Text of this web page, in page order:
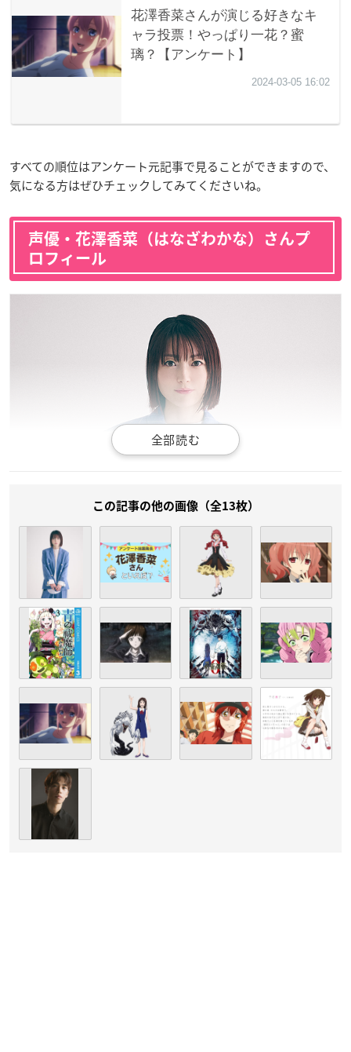
すべての順位はアンケート元記事で見ることができますので、
気になる方はぜひチェックしてみてくださいね。
声優・花澤香菜（はなざわかな）さんプ
ロフィール
（引用：花澤香菜さん公式サイト）
さんは東京都出身で現在大沢事務所に所属しており、
今年で35歳を迎えます。
幼少の頃より子役として活動していた花澤さん。
14歳の頃に声優に初挑戦し、2007年より本格的に声優活動をス
この記事の他の画像（全13枚）